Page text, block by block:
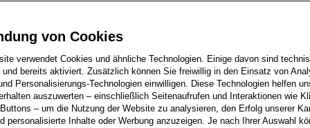
Jahr 1999 wurden mehr als zwei Millionen Exemplare
feiert das Modell nicht nur seinen 20. Geburtstag, sondern
Enthüllung seiner vierten Generation.
von Cookies
verwendet Cookies und ähnliche Technologien. Einige davon sind
und bereits aktiviert. Zusätzlich können Sie freiwillig in den Einsatz von
Personalisierungs-Technologien einwilligen. Diese Technologien helfen
auszuwerten – einschließlich Seitenaufrufen und Interaktionen wie
– um die Nutzung der Website zu analysieren, den Erfolg unserer
personalisierte Inhalte oder Werbung anzuzeigen. Je nach Ihrer Auswahl